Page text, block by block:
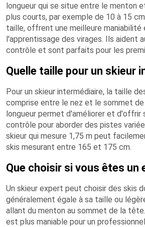
longueur qui se situe entre le menton
plus courts, par exemple de 10 à 15
taille, offrent une meilleure
l'apprentissage des virages. Ils aident
contrôle et sont parfaits pour les
Quelle taille pour un skieur
Pour un skieur intermédiaire, la taille
comprise entre le nez et le sommet
longueur permet d'améliorer et d'offrir
contrôle pour aborder des pistes
skieur qui mesure 1,75 m peut
skis mesurant entre 165 et 175 cm.
Que choisir si vous êtes un
Un skieur expert peut choisir des skis
généralement égale à sa taille ou
allant du menton au sommet de la
est plus maniable pour un